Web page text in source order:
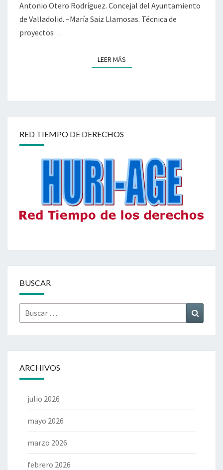
Antonio Otero Rodríguez. Concejal del Ayuntamiento
de Valladolid. –María Saiz Llamosas. Técnica de
proyectos…
LEER MÁSLEER MÁS
RED TIEMPO DE DERECHOS
BUSCAR
Buscar
por:
ARCHIVOS
julio 2026
mayo 2026
marzo 2026
febrero 2026